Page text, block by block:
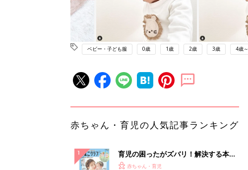
ベビー・子ども服 0歳 1歳 2歳 3歳 4歳～
赤ちゃん・育児の人気記事ランキング
育児の困ったがズバリ！解決する本
『ひよこクラブ 夏号』 4カ月～2才
赤ちゃん・育児